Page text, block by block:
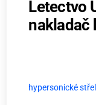
Letectvo
nakladač
hypersonické